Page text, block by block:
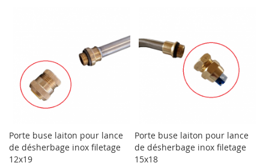
Porte buse laiton pour lance
de désherbage inox filetage
12x19
Porte buse laiton pour lance
de désherbage inox filetage
15x18